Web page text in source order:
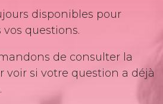
disponibles pour
questions.
de consulter la
voir si votre question a déjà